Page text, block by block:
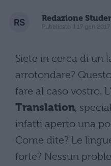
Redazione
Pubblicato il 17 gen 2017
Siete in cerca di un
arrotondare?
fare al caso vostro.
Translation,
infatti aperto una
Come dite? Le
forte? Nessun